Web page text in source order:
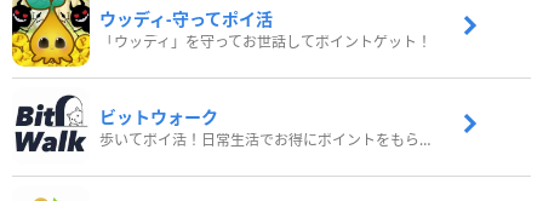
ウッディ‐守ってポイ活
「ウッディ」を守ってお世話してポイントゲット！
ビットウォーク
歩いてポイ活！日常生活でお得にポイントをもらおう